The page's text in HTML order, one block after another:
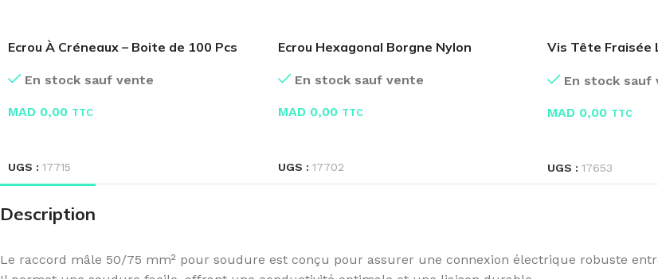
Ecrou À Créneaux – Boite de 100 Pcs
En stock sauf vente
MAD 0,00 TTC
UGS : 17715
Ecrou Hexagonal Borgne Nylon
En stock sauf vente
MAD0,00 TTC
UGS : 17702
Vis Tête Fraisée
En stock sauf
MAD 0,00 TTC
UGS : 17653
Description
Le raccord mâle 50/75 mm² pour soudure est conçu pour assurer une connexion électrique robuste